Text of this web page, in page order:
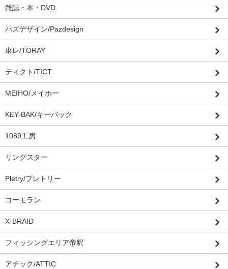
雑誌・本・DVD
パズデザイン/Pazdesign
東レ/TORAY
ティクト/TICT
MEIHO/メイホー
KEY-BAK/キーバック
1089工房
リングスター
Pletry/プレトリー
コーモラン
X-BRAID
フィッシングエリア帝釈
アチック/ATTIC